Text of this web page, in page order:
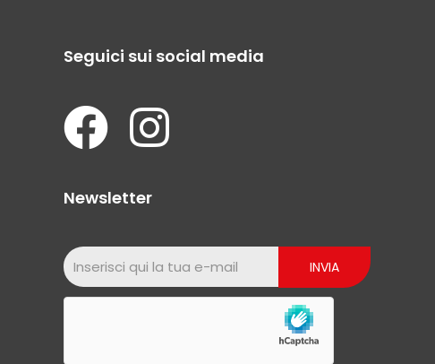
Seguici sui social media
Newsletter